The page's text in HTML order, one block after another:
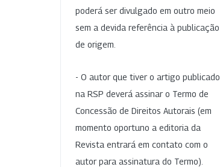
poderá ser divulgado em outro meio
sem a devida referência à publicação
de origem.
- O autor que tiver o artigo publicado
na RSP deverá assinar o Termo de
Concessão de Direitos Autorais (em
momento oportuno a editoria da
Revista entrará em contato com o
autor para assinatura do Termo).